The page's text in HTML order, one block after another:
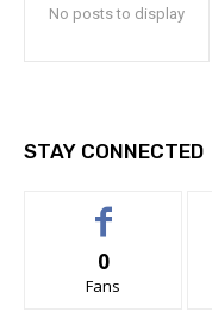
No posts to display
STAY CONNECTED
0
Fans